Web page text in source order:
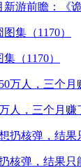
新游前瞻：《
（1170）
人，三个月赚
核弹，结果只